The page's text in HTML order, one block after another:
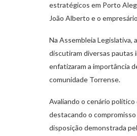
estratégicos em Porto
João Alberto e o
Na Assembleia Legislativa,
discutiram diversas pautas
enfatizaram a importância
comunidade Torrense.
Avaliando o cenário
destacando o
disposição demonstrada